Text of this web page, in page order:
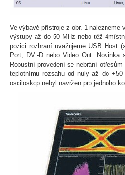
Ve výbavě přístroje z obr. 1 nalezneme
výstupy až do 50 MHz nebo též
pozici rozhraní uvažujeme USB Host
Port, DVI-D nebo Video Out.
Robustní provedení se nebrání
teplotnímu rozsahu od nuly až do
osciloskop nebyl navržen pro jednoho